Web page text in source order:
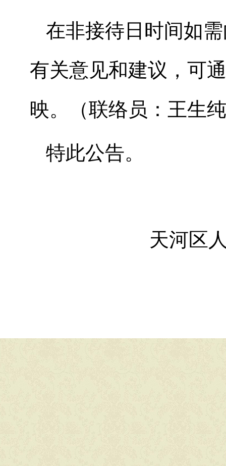
在非接待日时间如
有关意见和建议，可
映。（联络员：王生
特此公告。
天河区